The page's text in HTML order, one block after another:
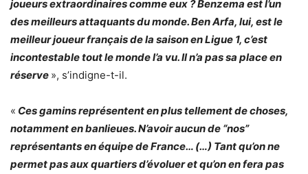
joueurs extraordinaires comme eux ? Benzema est l’un
des meilleurs attaquants du monde. Ben Arfa, lui, est le
meilleur joueur français de la saison en Ligue 1, c’est
incontestable tout le monde l’a vu. Il n’a pas sa place en
réserve », s’indigne-t-il.
« Ces gamins représentent en plus tellement de choses,
notamment en banlieues. N’avoir aucun de “nos”
représentants en équipe de France… (…) Tant qu’on ne
permet pas aux quartiers d’évoluer et qu’on en fera pas